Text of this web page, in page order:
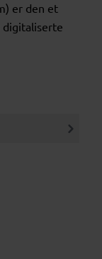
er den et
digitaliserte